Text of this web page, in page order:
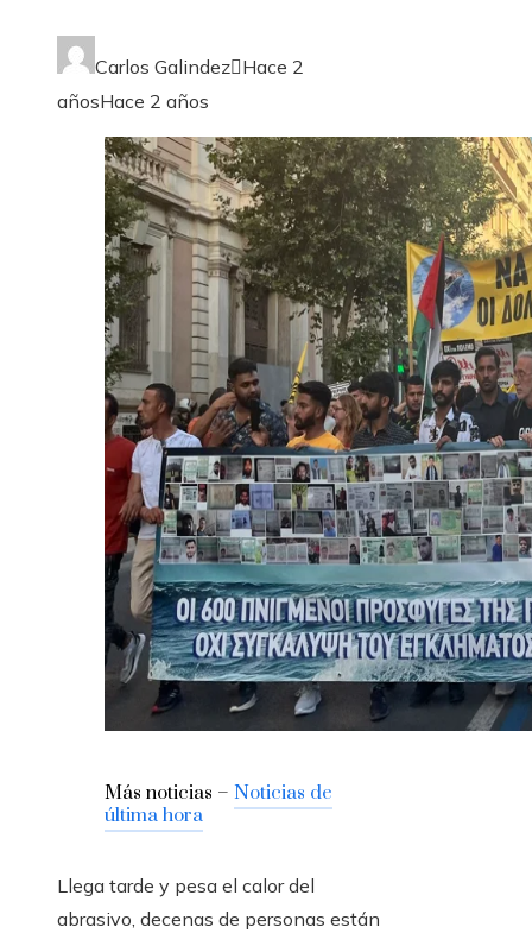
Carlos Galindez Hace 2
añosHace 2 años
Más noticias – Noticias de
última hora
Llega tarde y pesa el calor del
abrasivo, decenas de personas están